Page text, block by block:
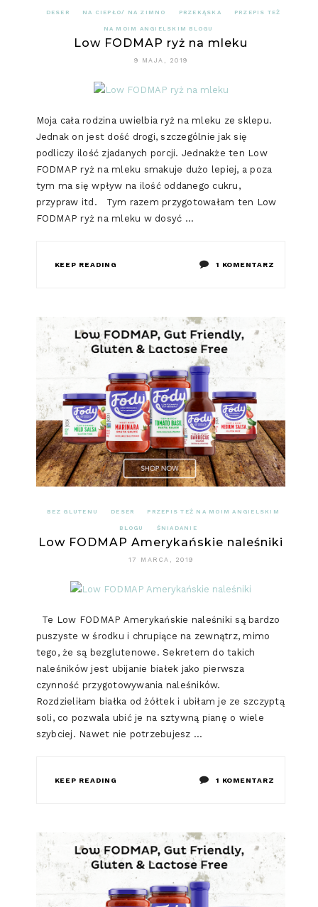
DESER NA CIEPŁO/ NA ZIMNO PRZEKĄSKA PRZEPIS TEŻ
NA MOIM ANGIELSKIM BLOGU
Low FODMAP ryż na mleku
9 MAJA, 2019
Moja cała rodzina uwielbia ryż na mleku ze sklepu.
Jednak on jest dość drogi, szczególnie jak się
podliczy ilość zjadanych porcji. Jednakże ten Low
FODMAP ryż na mleku smakuje dużo lepiej, a poza
tym ma się wpływ na ilość oddanego cukru,
przypraw itd. Tym razem przygotowałam ten Low
FODMAP ryż na mleku w dosyć …
KEEP READING 1 KOMENTARZ
RYŻ
BEZ GLUTENU DESER PRZEPIS TEŻ NA MOIM ANGIELSKIM
BLOGU ŚNIADANIE
Low FODMAP Amerykańskie naleśniki
17 MARCA, 2019
Te Low FODMAP Amerykańskie naleśniki są bardzo
puszyste w środku i chrupiące na zewnątrz, mimo
tego, że są bezglutenowe. Sekretem do takich
naleśników jest ubijanie białek jako pierwsza
czynność przygotowywania naleśników.
Rozdzieliłam białka od żółtek i ubiłam je ze szczyptą
soli, co pozwala ubić je na sztywną pianę o wiele
szybciej. Nawet nie potrzebujesz …
KEEP READING 1 KOMENTARZ